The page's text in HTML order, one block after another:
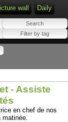
wall Daily
- Assiste
en chef de nos
matinée.